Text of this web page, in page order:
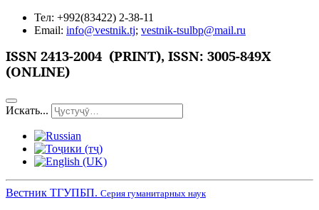
Тел: +992(83422) 2-38-11
Email: info@vestnik.tj; vestnik-tsulbp@mail.ru
ISSN 2413-2004 (PRINT), ISSN: 3005-849X
(ONLINE)
Искать...
Вестник ТГУПБП. Серия гуманитарных наук